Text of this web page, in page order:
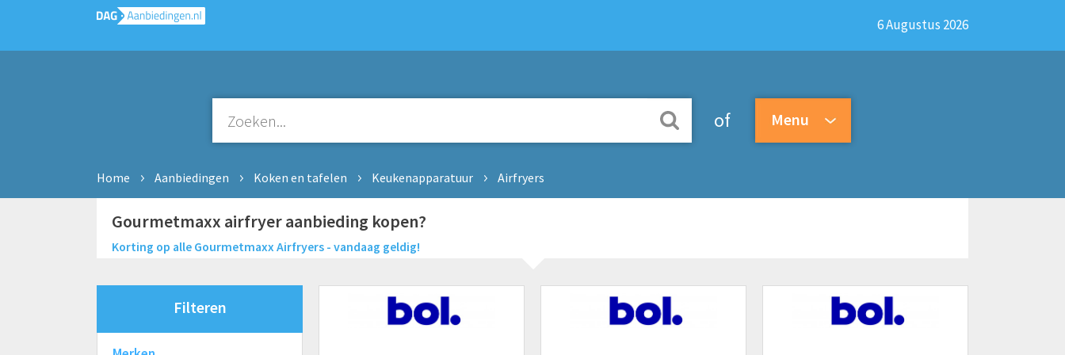
6 Augustus 2026
of Menu
Home Aanbiedingen Koken en tafelen Keukenapparatuur Airfryers
Gourmetmaxx airfryer aanbieding kopen?
Korting op alle Gourmetmaxx Airfryers - vandaag geldig!
Filteren